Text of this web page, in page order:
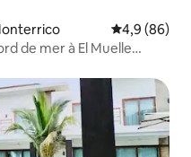
Évaluation
4,9 (86)
de mer à El Muelle